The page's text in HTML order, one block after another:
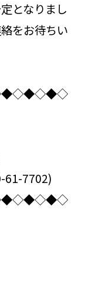
となりまし
をお待ちい
61-7702)